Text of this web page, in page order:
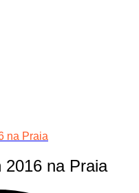
na Praia
2016 na Praia